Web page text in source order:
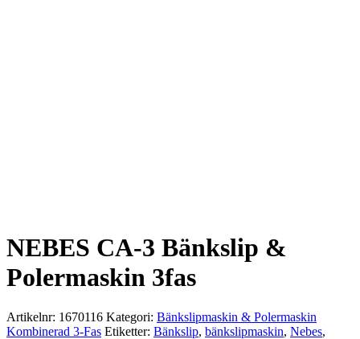
NEBES CA-3 Bänkslip &
Polermaskin 3fas
Artikelnr: 1670116 Kategori: Bänkslipmaskin & Polermaskin
Kombinerad 3-Fas Etiketter: Bänkslip, bänkslipmaskin, Nebes,